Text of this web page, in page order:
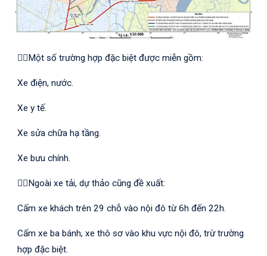
👮‍♂️Một số trường hợp đặc biệt được miễn gồm:
Xe điện, nước.
Xe y tế.
Xe sửa chữa hạ tầng.
Xe bưu chính.
👮‍♂️Ngoài xe tải, dự thảo cũng đề xuất:
Cấm xe khách trên 29 chỗ vào nội đô từ 6h đến 22h.
Cấm xe ba bánh, xe thô sơ vào khu vực nội đô, trừ trường
hợp đặc biệt.